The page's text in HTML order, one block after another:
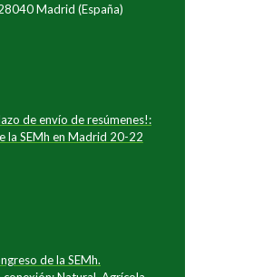
Madrid (España)
de envío de resúmenes!:
la SEMh en Madrid 20-22
de la SEMh.